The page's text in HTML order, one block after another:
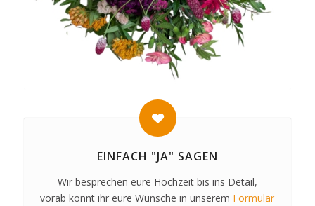
EINFACH "JA" SAGEN
Wir besprechen eure Hochzeit bis ins Detail,
vorab könnt ihr eure Wünsche in unserem Formular